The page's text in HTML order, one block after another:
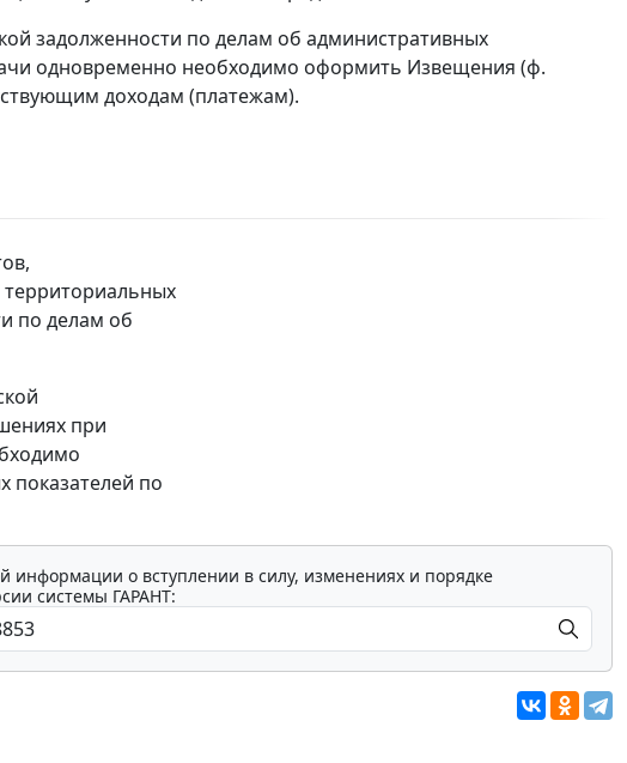
задолженности по делам об административных
одновременно необходимо оформить Извещения (ф.
доходам (платежам).
по делам об
при
по
информации о вступлении в силу, изменениях и порядке
системы ГАРАНТ: